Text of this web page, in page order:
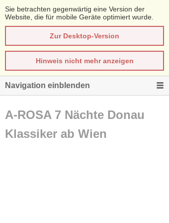
Sie betrachten gegenwärtig eine Version der
Website, die für mobile Geräte optimiert wurde.
Zur Desktop-Version
Hinweis nicht mehr anzeigen
Navigation einblenden
A-ROSA 7 Nächte Donau
Klassiker ab Wien